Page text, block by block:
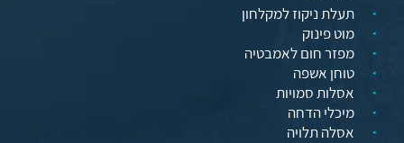
תעלת ניקוז למקלחון
מוט פינוק
מפזר חום לאמבטיה
טוחן אשפה
אסלות סמויות
מיכלי הדחה
אסלה תלויה